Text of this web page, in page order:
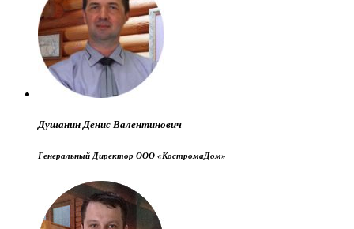
Душанин Денис Валентинович
Генеральный Директор ООО «КостромаДом»